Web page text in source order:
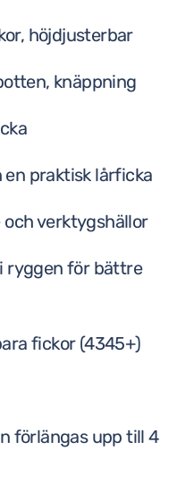
höjdjusterbar
knäppning
praktisk lårficka
verktygshällor
ryggen för bättre
fickor (4345+)
förlängas upp till 4